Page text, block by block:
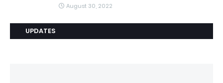
August 30, 2022
UPDATES